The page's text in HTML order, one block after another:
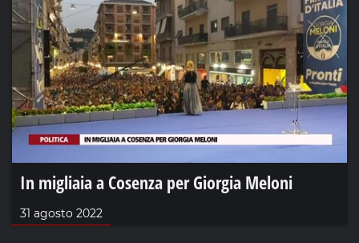
In migliaia a Cosenza per Giorgia Meloni
31 agosto 2022